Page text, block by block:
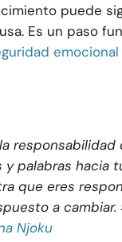
puede
Es un paso
emocional
responsabilidad
y palabras hacia
que eres
a cambiar.
Njoku